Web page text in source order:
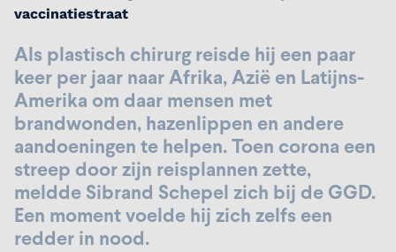
vaccinatiestraat
Als plastisch chirurg reisde hij een paar
keer per jaar naar Afrika, Azië en Latijns-
Amerika om daar mensen met
brandwonden, hazenlippen en andere
aandoeningen te helpen. Toen corona een
streep door zijn reisplannen zette,
meldde Sibrand Schepel zich bij de GGD.
Een moment voelde hij zich zelfs een
redder in nood.